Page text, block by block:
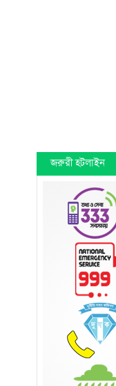
জরুরী হটলাইন